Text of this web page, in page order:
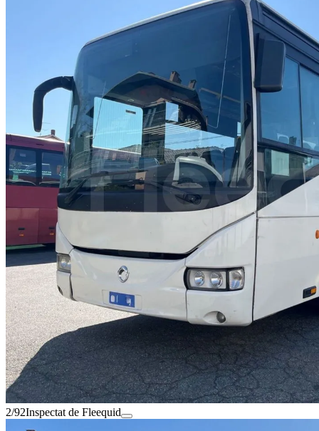
2/92Inspectat de Fleequid